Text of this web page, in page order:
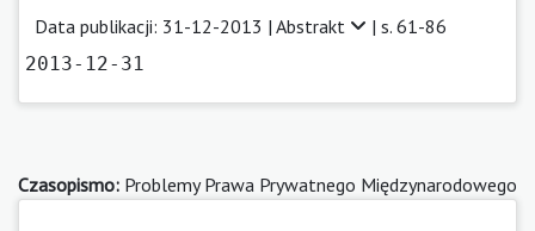
Data publikacji: 31-12-2013 | Abstrakt | s. 61-86
2013-12-31
Czasopismo: Problemy Prawa Prywatnego Międzynarodowego